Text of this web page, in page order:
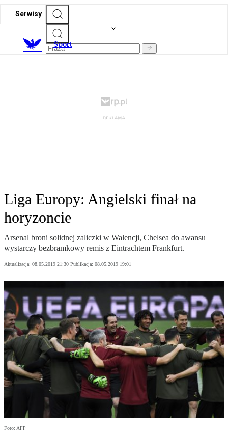
Serwisy
Sport
Liga Europy: Angielski finał na
horyzoncie
Arsenal broni solidnej zaliczki w Walencji, Chelsea do awansu
wystarczy bezbramkowy remis z Eintrachtem Frankfurt.
Aktualizacja: 08.05.2019 21:30 Publikacja: 08.05.2019 19:01
Foto: AFP